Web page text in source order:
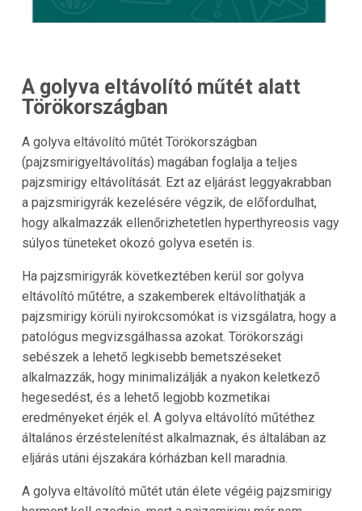
A golyva eltávolító műtét alatt
Törökországban
A golyva eltávolító műtét Törökországban
(pajzsmirigyeltávolítás) magában foglalja a teljes
pajzsmirigy eltávolítását. Ezt az eljárást leggyakrabban
a pajzsmirigyrák kezelésére végzik, de előfordulhat,
hogy alkalmazzák ellenőrizhetetlen hyperthyreosis vagy
súlyos tüneteket okozó golyva esetén is.
Ha pajzsmirigyrák következtében kerül sor golyva
eltávolító műtétre, a szakemberek eltávolíthatják a
pajzsmirigy körüli nyirokcsomókat is vizsgálatra, hogy a
patológus megvizsgálhassa azokat. Törökországi
sebészek a lehető legkisebb bemetszéseket
alkalmazzák, hogy minimalizálják a nyakon keletkező
hegesedést, és a lehető legjobb kozmetikai
eredményeket érjék el. A golyva eltávolító műtéthez
általános érzéstelenítést alkalmaznak, és általában az
eljárás utáni éjszakára kórházban kell maradnia.
A golyva eltávolító műtét után élete végéig pajzsmirigy